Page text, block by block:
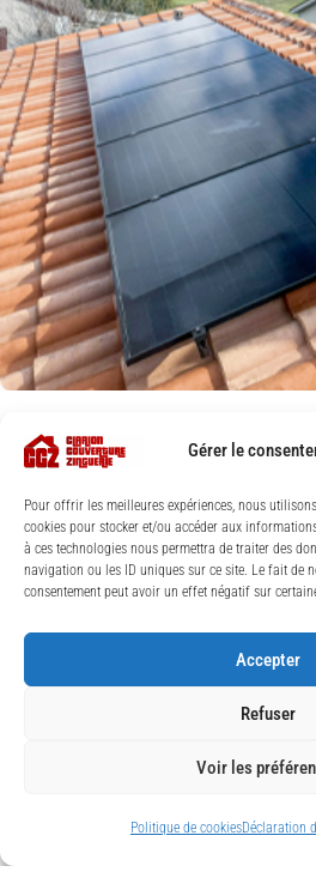
Gérer le
Pour offrir les meilleures expériences, nous
cookies pour stocker et/ou accéder aux
à ces technologies nous permettra de traiter des
navigation ou les ID uniques sur ce site. Le fait de
consentement peut avoir un effet négatif sur
Accepter
Refuser
Voir les
Politique de cookiesDéclaration